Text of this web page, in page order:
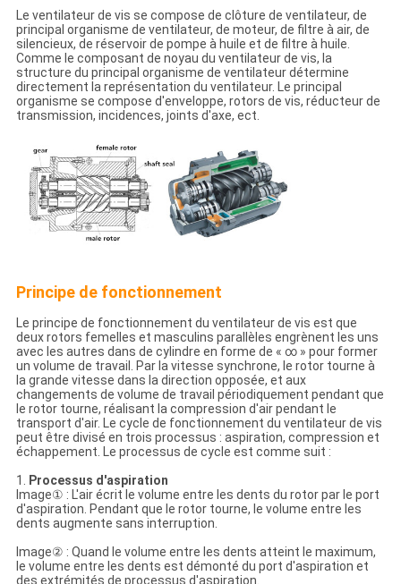
Le ventilateur de vis se compose de clôture de ventilateur, de
principal organisme de ventilateur, de moteur, de filtre à air, de
silencieux, de réservoir de pompe à huile et de filtre à huile.
Comme le composant de noyau du ventilateur de vis, la
structure du principal organisme de ventilateur détermine
directement la représentation du ventilateur. Le principal
organisme se compose d'enveloppe, rotors de vis, réducteur de
transmission, incidences, joints d'axe, ect.
Principe de fonctionnement
Le principe de fonctionnement du ventilateur de vis est que
deux rotors femelles et masculins parallèles engrènent les uns
avec les autres dans de cylindre en forme de « ∞ » pour former
un volume de travail. Par la vitesse synchrone, le rotor tourne à
la grande vitesse dans la direction opposée, et aux
changements de volume de travail périodiquement pendant que
le rotor tourne, réalisant la compression d'air pendant le
transport d'air. Le cycle de fonctionnement du ventilateur de vis
peut être divisé en trois processus : aspiration, compression et
échappement. Le processus de cycle est comme suit :
1. Processus d'aspiration
Image① : L'air écrit le volume entre les dents du rotor par le port
d'aspiration. Pendant que le rotor tourne, le volume entre les
dents augmente sans interruption.
Image② : Quand le volume entre les dents atteint le maximum,
le volume entre les dents est démonté du port d'aspiration et
des extrémités de processus d'aspiration.